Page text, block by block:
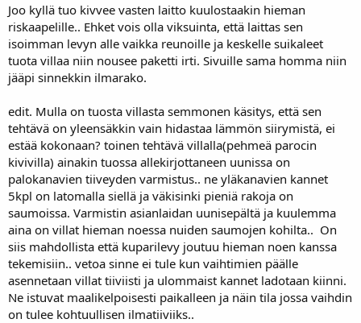
Joo kyllä tuo kivvee vasten laitto kuulostaakin hieman
riskaapelille.. Ehket vois olla viksuinta, että laittas sen
isoimman levyn alle vaikka reunoille ja keskelle suikaleet
tuota villaa niin nousee paketti irti. Sivuille sama homma niin
jääpi sinnekkin ilmarako.
edit. Mulla on tuosta villasta semmonen käsitys, että sen
tehtävä on yleensäkkin vain hidastaa lämmön siirymistä, ei
estää kokonaan? toinen tehtävä villalla(pehmeä parocin
kivivilla) ainakin tuossa allekirjottaneen uunissa on
palokanavien tiiveyden varmistus.. ne yläkanavien kannet
5kpl on latomalla siellä ja väkisinki pieniä rakoja on
saumoissa. Varmistin asianlaidan uunisepältä ja kuulemma
aina on villat hieman noessa nuiden saumojen kohilta.. On
siis mahdollista että kuparilevy joutuu hieman noen kanssa
tekemisiin.. vetoa sinne ei tule kun vaihtimien päälle
asennetaan villat tiiviisti ja ulommaist kannet ladotaan kiinni.
Ne istuvat maalikelpoisesti paikalleen ja näin tila jossa vaihdin
on tulee kohtuullisen ilmatiiviiks..